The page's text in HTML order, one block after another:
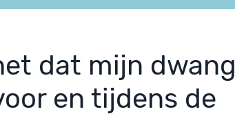
dat mijn dwang
en tijdens de